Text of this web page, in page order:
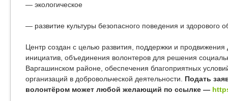
— экологическое
— развитие культуры безопасного поведения и здорового
Центр создан с целью развития, поддержки и продвижения
инициатив, объединения волонтеров для решения
Варгашинском районе, обеспечения благоприятных
организаций в добровольческой деятельности. Подать
волонтёром может любой желающий по ссылке —